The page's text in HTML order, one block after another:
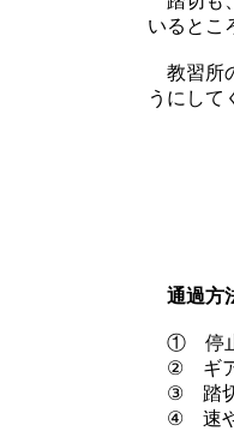
いるとこ
教習所
うにして
通過方
① 停止
② ギア
③ 踏切
④ 速や